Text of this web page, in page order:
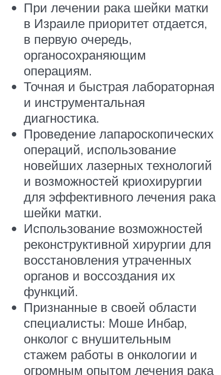
При лечении рака шейки матки
в Израиле приоритет отдается,
в первую очередь,
органосохраняющим
операциям.
Точная и быстрая лабораторная
и инструментальная
диагностика.
Проведение лапароскопических
операций, использование
новейших лазерных технологий
и возможностей криохирургии
для эффективного лечения рака
шейки матки.
Использование возможностей
реконструктивной хирургии для
восстановления утраченных
органов и воссоздания их
функций.
Признанные в своей области
специалисты: Моше Инбар,
онколог с внушительным
стажем работы в онкологии и
огромным опытом лечения рака